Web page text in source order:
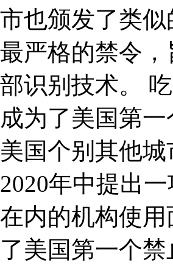
市也颁发了类
最严格的禁令
部识别技术。
成为了美国第
美国个别其他
2020年中提出
在内的机构使
了美国第一个